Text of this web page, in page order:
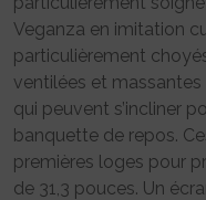
Veganza en imitation
particulièrement
ventilées et massantes
qui peuvent s’incliner
banquette de repos.
premières loges pour
de 31,3 pouces. Un